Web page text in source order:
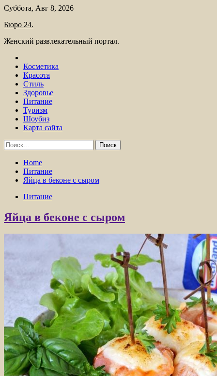
Skip
content
Суббота, Авг 8, 2026
Бюро 24.
Женский развлекательный портал.
Косметика
Красота
Стиль
Здоровье
Питание
Туризм
Шоубиз
Карта сайта
Найти:
Home
Питание
Яйца в беконе с сыром
Питание
Яйца в беконе с сыром